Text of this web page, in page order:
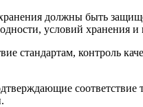
должны быть
условий хранения
стандартам, контроль